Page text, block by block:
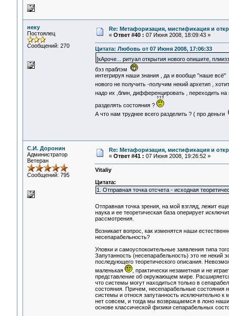
неку
Постоялец
Сообщений: 270
Re: Метафоризация, мистификация и
« Ответ #40 : 07 Июня 2008, 18:09:43 »
Цитата: Любовь от 07 Июня 2008, 17:06:33
[кАроче... ритуал открытия нового опишите,
бэз праблэм
интегрируя наши знания , да и вообще "наше всё"
нового не получить -получим некий архетип ,
надо их ,блин, дифференцировать , переходить
разделять состояния ?
А что нам труднее всего разделить ? ( про деньги
С.И. Доронин
Администратор
Ветеран
Сообщений: 795
Re: Метафоризация, мистификация и
« Ответ #41 : 07 Июня 2008, 19:26:52 »
Vitaliy
Цитата:
1. Отправная точка отсчета - исходная
Отправная точка зрения, на мой взгляд, лежит
наука и ее теоретическая база оперирует
рассмотрения.
Возникает вопрос, как изменятся наши
несепарабельность?
Уловки и самоуспокоительные заявления типа
Запутанность (несепарабельность) это не некий
последующего теоретического описания.
маленькая
, практически незаметная и не
представление об окружающем мире.
что системы могут находиться только в
состояния. Причем, несепарабельные состояния
системы и относя запутанность исключительно к
нет совсем, и тогда мы возвращаемся в лоно
основе классической физики сепарабельных